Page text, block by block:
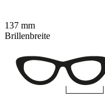
137 mm
Brillenbreite